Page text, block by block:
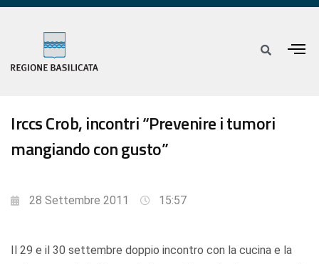
Irccs Crob, incontri “Prevenire i tumori
mangiando con gusto”
28 Settembre 2011 15:57
Il 29 e il 30 settembre doppio incontro con la cucina e la